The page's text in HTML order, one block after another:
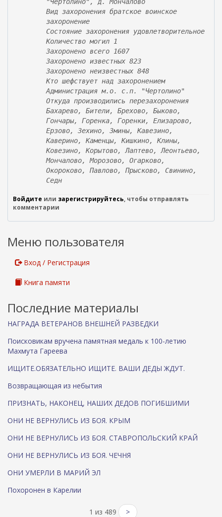
ы
к
Вид захоронения братское воинское
захоронение
Состояние захоронения удовлетворительное
Количество могил 1
Захоронено всего 1607
Захоронено известных 823
Захоронено неизвестных 848
Кто шефствует над захоронением
Администрация м.о. с.п. "Чертолино"
Откуда производились перезахоронения
Бахарево, Бители, Брехово, Быково,
Гончары, Горенка, Горенки, Елизарово,
Ерзово, Зехино, Змины, Кавезино,
Каверино, Каменцы, Кишкино, Клины,
Ковезино, Корытово, Лаптево, Леонтьево,
Мончалово, Морозово, Огарково,
Окороково, Павлово, Прысково, Свинино,
Седн
Войдите или зарегистрируйтесь, чтобы отправлять
комментарии
Меню пользователя
Вход / Регистрация
Книга памяти
Последние материалы
НАГРАДА ВЕТЕРАНОВ ВНЕШНЕЙ РАЗВЕДКИ
Поисковикам вручена памятная медаль к 100-летию
Махмута Гареева
ИЩИТЕ.ОБЯЗАТЕЛЬНО ИЩИТЕ. ВАШИ ДЕДЫ ЖДУТ.
Возвращающая из небытия
ПРИЗНАТЬ, НАКОНЕЦ, НАШИХ ДЕДОВ ПОГИБШИМИ
ОНИ НЕ ВЕРНУЛИСЬ ИЗ БОЯ. КРЫМ
ОНИ НЕ ВЕРНУЛИСЬ ИЗ БОЯ. СТАВРОПОЛЬСКИЙ КРАЙ
ОНИ НЕ ВЕРНУЛИСЬ ИЗ БОЯ. ЧЕЧНЯ
ОНИ УМЕРЛИ В МАРИЙ ЭЛ
Похоронен в Карелии
1 из 489 >